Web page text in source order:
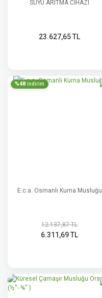
SUYU ARITMA CİHAZI
23.627,65 TL
%48 indirim
E.c.a. Osmanlı Kurna Musluğu
12.137,87 TL
6.311,69 TL